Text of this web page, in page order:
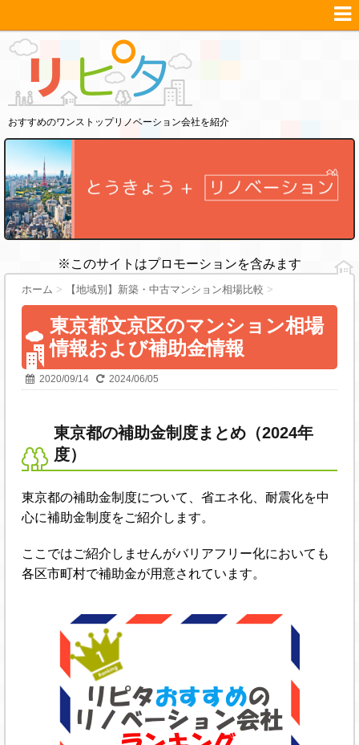
おすすめのワンストップリノベーション会社を紹介
※このサイトはプロモーションを含みます
ホーム > 【地域別】新築・中古マンション相場比較 >
東京都文京区のマンション相場
情報および補助金情報
2020/09/14 2024/06/05
東京都の補助金制度まとめ（2024年
度）
東京都の補助金制度について、省エネ化、耐震化を中
心に補助金制度をご紹介します。
ここではご紹介しませんがバリアフリー化においても
各区市町村で補助金が用意されています。